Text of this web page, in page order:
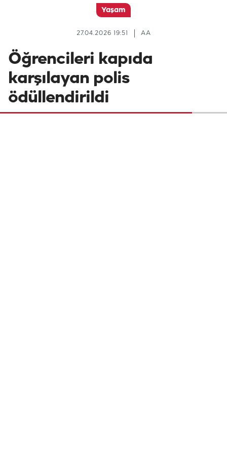
Yaşam
AA
27.04.2026 19:51
Öğrencileri kapıda
karşılayan polis
ödüllendirildi